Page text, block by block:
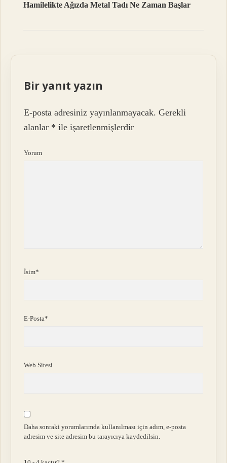
Hamilelikte Ağızda Metal Tadı Ne Zaman Başlar
Bir yanıt yazın
E-posta adresiniz yayınlanmayacak. Gerekli
alanlar * ile işaretlenmişlerdir
Yorum
İsim*
E-Posta*
Web Sitesi
Daha sonraki yorumlarımda kullanılması için adım, e-posta
adresim ve site adresim bu tarayıcıya kaydedilsin.